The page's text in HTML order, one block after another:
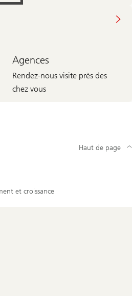
Agences
Rendez-nous visite près des
chez vous
et croissance
Haut de page